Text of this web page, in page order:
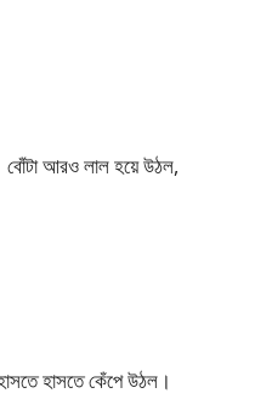
বোঁটা আরও লাল হয়ে উঠল,
হাসতে কেঁপে উঠল।